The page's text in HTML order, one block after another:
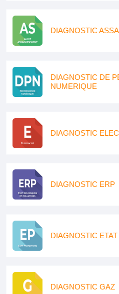
DIAGNOSTIC
DIAGNOSTIC DE
NUMERIQUE
DIAGNOSTIC
DIAGNOSTIC ERP
DIAGNOSTIC
DIAGNOSTIC GAZ